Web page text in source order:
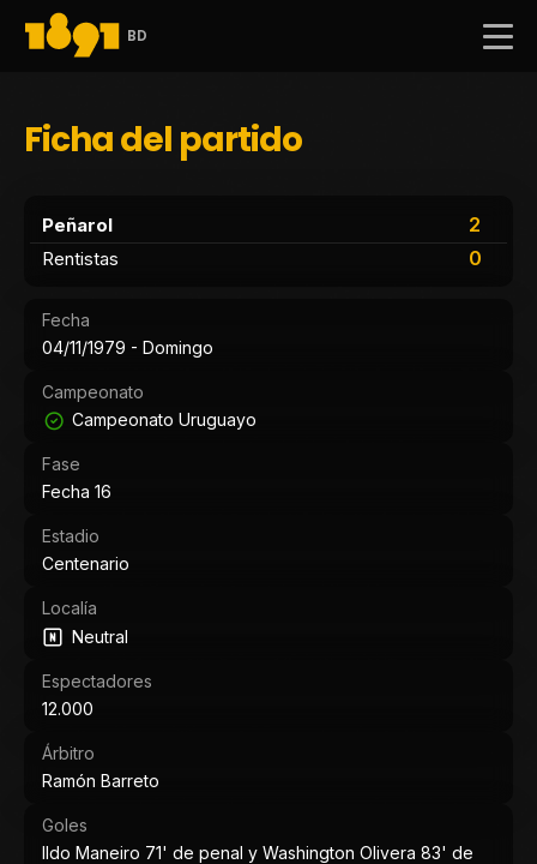
BD
Ficha del partido
Peñarol
2
0
Rentistas
Fecha
04/11/1979 - Domingo
Campeonato
Campeonato Uruguayo
Fase
Fecha 16
Estadio
Centenario
Localía
Neutral
Espectadores
12.000
Árbitro
Ramón Barreto
Goles
Ildo Maneiro 71' de penal y Washington Olivera 83' de